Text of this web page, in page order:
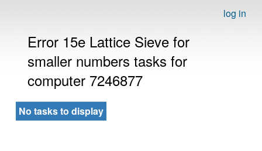
log in
Error 15e Lattice Sieve for
smaller numbers tasks for
computer 7246877
No tasks to display